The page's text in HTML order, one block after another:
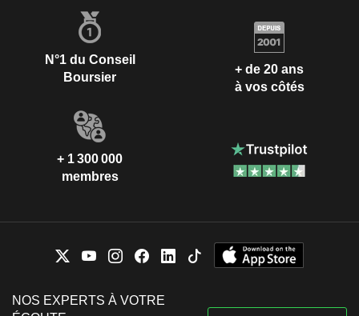
N°1 du Conseil
Boursier
+ de 20 ans
à vos côtés
+ 1 300 000
membres
NOS EXPERTS À VOTRE